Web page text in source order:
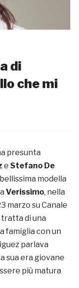
di
che mi
presunta
e Stefano De
modella
a Verissimo, nella
marzo su Canale
di una
famiglia con un
parlava
sua era giovane
più matura